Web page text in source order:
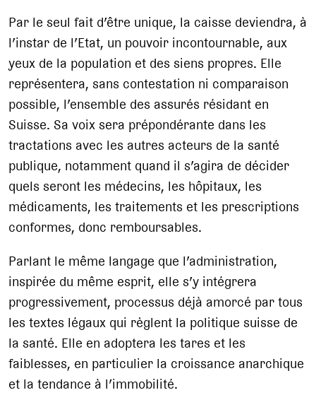
Par le seul fait d’être unique, la caisse deviendra, à
l’instar de l’Etat, un pouvoir incontournable, aux
yeux de la population et des siens propres. Elle
représentera, sans contestation ni comparaison
possible, l’ensemble des assurés résidant en
Suisse. Sa voix sera prépondérante dans les
tractations avec les autres acteurs de la santé
publique, notamment quand il s’agira de décider
quels seront les médecins, les hôpitaux, les
médicaments, les traitements et les prescriptions
conformes, donc remboursables.
Parlant le même langage que l’administration,
inspirée du même esprit, elle s’y intégrera
progressivement, processus déjà amorcé par tous
les textes légaux qui règlent la politique suisse de
la santé. Elle en adoptera les tares et les
faiblesses, en particulier la croissance anarchique
et la tendance à l’immobilité.